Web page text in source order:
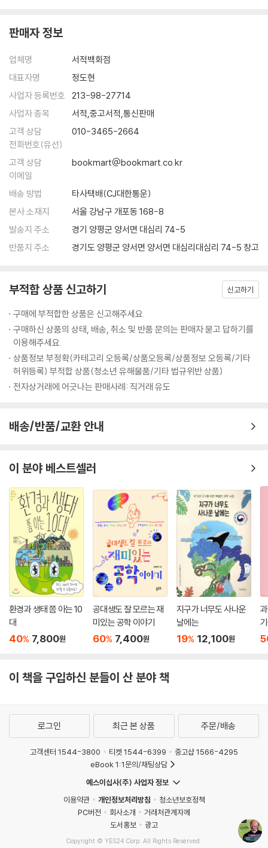
판매자 정보
업체명
서적백화점
대표자명
정도현
사업자 등록번호
213-98-27714
사업자 종목
서적,중고서적,통신판매
고객 상담
전화번호(유선)
010-3465-2664
고객 상담
이메일
bookmart@bookmart.co.kr
배송 방법
타사택배(CJ대한통운)
본사 소재지
서울 강남구 개포동 168-8
발송지 주소
경기 양평군 양서면 대심리 74-5
반품지 주소
경기도 양평군 양서면 양서면 대심리대심리 74-5 창고
부적합 상품 신고하기 신고하기
구매에 부적합한 상품은 신고해주세요.
구매하신 상품의 상태, 배송, 취소 및 반품 문의는 판매자 묻고 답하기를
이용해주세요.
상품정보 부정확(카테고리 오등록/상품오등록/상품정보 오등록/기타
허위등록) 부적합 상품(청소년 유해물품/기타 법규위반 상품)
전자상거래에 어긋나는 판매사례: 직거래 유도
배송/반품/교환 안내
이 분야 베스트셀러
환경과 생태 쫌 아는 10
대
40% 7,800원
공대생도 잘 모르는 재
미있는 공학 이야기
60% 7,400원
지구가 너무도 사나운
날에는
19% 12,100원
이 책을 구입하신 분들이 산 분야 책
로그인 최근 본 상품 주문/배송
고객센터 1544-3800 티켓 1544-6399
중고샵 1566-4295
eBook 1:1문의/채팅상담
예스이십사(주) 사업자 정보
이용약관
개인정보처리방침
청소년보호정책
PC버전
회사소개
거래처관계자께
도서홍보
광고
Copyright © YES24 Corp. All Rights Reserved.